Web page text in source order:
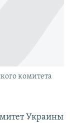
комитета
Украины